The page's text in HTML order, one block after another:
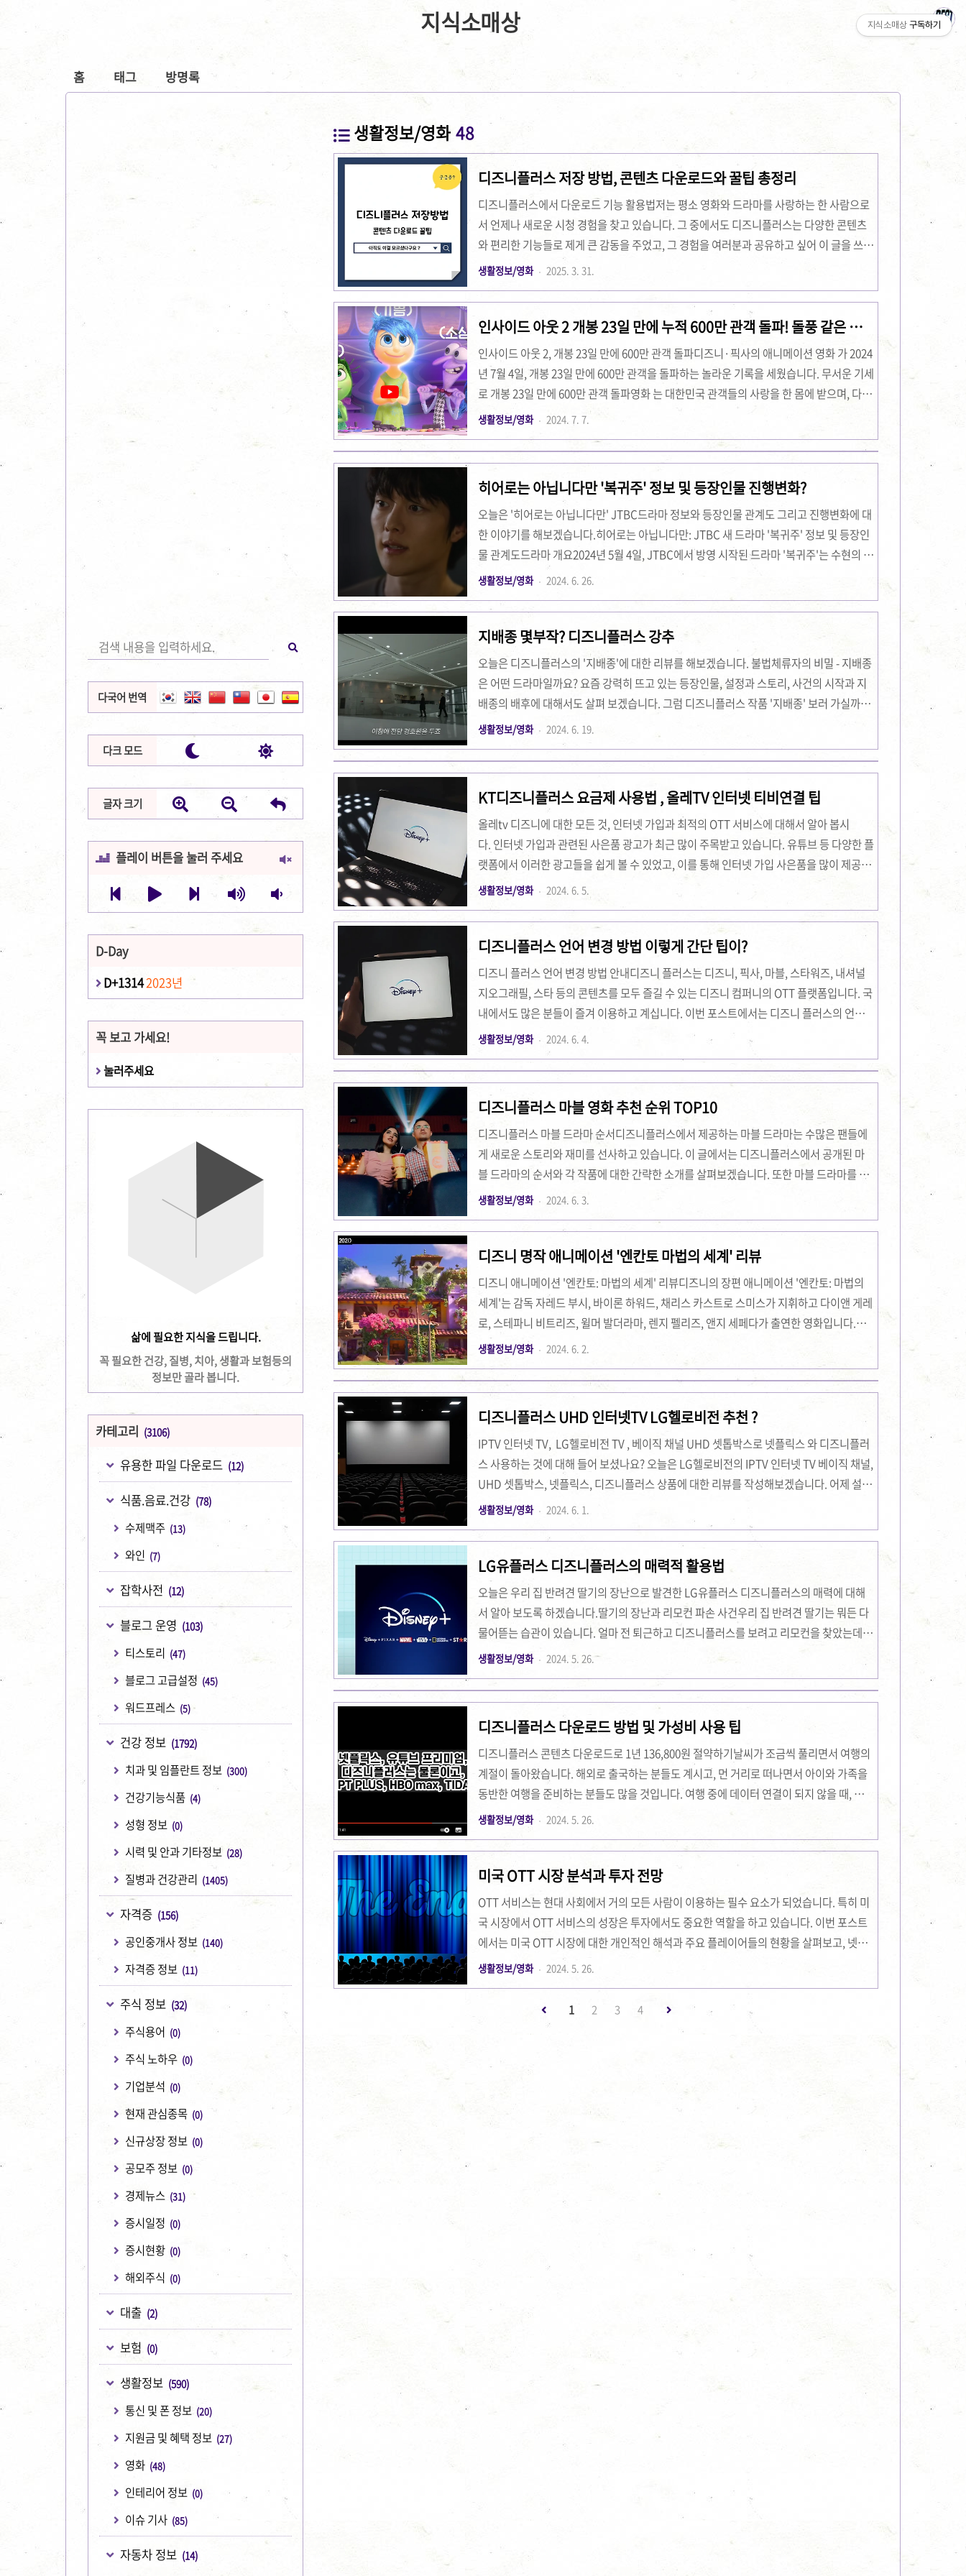
지식소매상
홈 태그 방명록
다국어 번역
다크 모드  
글자 크기   
 플레이 버튼을 눌러 주세요 
    
D-Day
D+13142023년
꼭 보고 가세요!
눌러주세요
삶에 필요한 지식을 드립니다.
꼭 필요한 건강, 질병, 치아, 생활과 보험등의
정보만 골라 봅니다.
카테고리 (3106)
유용한 파일 다운로드 (12)
식품.음료.건강 (78)
수제맥주 (13)
와인 (7)
잡학사전 (12)
블로그 운영 (103)
티스토리 (47)
블로그 고급설정 (45)
워드프레스 (5)
건강 정보 (1792)
치과 및 임플란트 정보 (300)
건강기능식품 (4)
성형 정보 (0)
시력 및 안과 기타정보 (28)
질병과 건강관리 (1405)
자격증 (156)
공인중개사 정보 (140)
자격증 정보 (11)
주식 정보 (32)
주식용어 (0)
주식 노하우 (0)
기업분석 (0)
현재 관심종목 (0)
신규상장 정보 (0)
공모주 정보 (0)
경제뉴스 (31)
증시일정 (0)
증시현황 (0)
해외주식 (0)
대출 (2)
보험 (0)
생활정보 (590)
통신 및 폰 정보 (20)
지원금 및 혜택 정보 (27)
영화 (48)
인테리어 정보 (0)
이슈 기사 (85)
자동차 정보 (14)
생활정보/영화 48
디즈니플러스 저장 방법, 콘텐츠 다운로드와 꿀팁 총정리
디즈니플러스에서 다운로드 기능 활용법저는 평소 영화와 드라마를 사랑하는 한 사람으로
서 언제나 새로운 시청 경험을 찾고 있습니다. 그 중에서도 디즈니플러스는 다양한 콘텐츠
와 편리한 기능들로 제게 큰 감동을 주었고, 그 경험을 여러분과 공유하고 싶어 이 글을 쓰게
되었습니다. 디즈니플러스의 차별화된 사용자 경험과 강력한 다운로드 기능은 특히 오프
결 없이도 좋아하는 작품을 마음껏 즐길 수 있다는 점은 제게 있어 큰 매력으로 다가왔습니
다. 📌 디즈니플러스 저장방법 꿀팁 1. 디즈니플러스 사용법디즈니플러스에 처음 접속했
을 때, 눈앞에 펼쳐진 다양한 콘텐츠의 수는 정말 감탄을 자아냈습니다. 인터페이스는 직관
적이고 사..
생활정보/영화 2025. 3. 31.
인사이드 아웃 2 개봉 23일 만에 누적 600만 관객 돌파! 돌풍 같은 흥
행!
인사이드 아웃 2, 개봉 23일 만에 600만 관객 돌파디즈니·픽사의 애니메이션 영화 가 2024
년 7월 4일, 개봉 23일 만에 600만 관객을 돌파하는 놀라운 기록을 세웠습니다. 무서운 기세
로 개봉 23일 만에 600만 관객 돌파영화 는 대한민국 관객들의 사랑을 한 몸에 받으며, 다채
로운 감정 캐릭터들의 매력에 푹 빠지게 만들었습니다. 영화관입장권 통합전산망에 따르
일 만에 달성한 성과로, 디즈니·픽사 최고 흥행작 (2023)의 최종 흥행 성적을 뛰어넘을 가
정 컨트롤 본부에 ‘불안’, ‘당황’, ‘따분’, ‘부럽’..
생활정보/영화 2024. 7. 7.
히어로는 아닙니다만 '복귀주' 정보 및 등장인물 진행변화?
오늘은 '히어로는 아닙니다만' JTBC드라마 정보와 등장인물 관계도 그리고 진행변화에 대
한 이야기를 해보겠습니다.히어로는 아닙니다만: JTBC 새 드라마 '복귀주' 정보 및 등장인
물 관계도드라마 개요2024년 5월 4일, JTBC에서 방영 시작된 드라마 '복귀주'는 수현의 파
격 변신으로 많은 관심을 받고 있습니다. 이 드라마는 초능력을 잃어버린 가족과 그들을 향
연출: 조현탁극본: 주화미크리에이터: 강은경주연: 장기용, 천우희, 고두심, 수현 방송 정보
방송 시작: 2024년 5월 4일방송 시간: 토일 오후 10시 30분부작 수: 12부작채널:
JTBCOTT: 티빙, 넷플릭스인물 관계도이 드라마의 매력 중 하나는 다양하고 ..
생활정보/영화 2024. 6. 26.
지배종 몇부작? 디즈니플러스 강추
오늘은 디즈니플러스의 '지배종'에 대한 리뷰를 해보겠습니다. 불법체류자의 비밀 - 지배종
은 어떤 드라마일까요? 요즘 강력히 뜨고 있는 등장인물, 설정과 스토리, 사건의 시작과 지
배종의 배후에 대해서도 살펴 보겠습니다. 그럼 디즈니플러스 작품 '지배종' 보러 가실까
요? 스릴러 및 미스터리 드라마 세계가 점점 더 복잡해지면서, 심리 스릴러와 미스터리가 결
합된 작품들은 더욱 인기를 끌고 있습니다. 이번 포스트에서는 디즈니 플러스의 오리지널
시리즈, "지배종"의 3화부터 4화까지의 내용을 심도 있게 살펴보겠습니다. 주요 등장인물
하는 과정에서 여러 복잡한 상황에 직면하게 됩니다.한국 남자 리더는 주인공에게 협조를
요청하지만, 신임..
생활정보/영화 2024. 6. 19.
KT디즈니플러스 요금제 사용법 , 올레TV 인터넷 티비연결 팁
올레tv 디즈니에 대한 모든 것, 인터넷 가입과 최적의 OTT 서비스에 대해서 알아 봅시
다. 인터넷 가입과 관련된 사은품 광고가 최근 많이 주목받고 있습니다. 유튜브 등 다양한 플
랫폼에서 이러한 광고들을 쉽게 볼 수 있었고, 이를 통해 인터넷 가입 사은품을 많이 제공한
다는 사실을 알게 되었습니다. 최대 47만 원을 놓친 분들을 위해, 제가 알아본 정보를 여기
에 정리해보겠습니다. 올레tv 디즈니의 매력넷플릭스와의 비교 OTT 서비스 중에서 넷플릭
스는 전 세계적으로 1억 명의 사용자를 가지고 있습니다. 그럼에도 불구하고, 올레tv 디즈
니에서만 볼 수 있는 콘텐츠가 있다는 것이 매우 흥미롭습니다. 이러한 이유로, 최근에 올레
tv 디즈니와의 제휴 소식을 알게 되었습니다. KT 인터넷으로 전환저희 집은 SK 인터..
생활정보/영화 2024. 6. 5.
디즈니플러스 언어 변경 방법 이렇게 간단 팁이?
디즈니 플러스 언어 변경 방법 안내디즈니 플러스는 디즈니, 픽사, 마블, 스타워즈, 내셔널
지오그래필, 스타 등의 콘텐츠를 모두 즐길 수 있는 디즈니 컴퍼니의 OTT 플랫폼입니다. 국
내에서도 많은 분들이 즐겨 이용하고 계십니다. 이번 포스트에서는 디즈니 플러스의 언어
변경 방법에 대해 안내해 드리겠습니다. 디즈니 플러스 언어 변경 방법디즈니 플러스에서
보고 싶은 콘텐츠를 선택하고 언어를 변경하는 방법은 매우 간단합니다. TV나 모바일에서
모두 동일하게 적용됩니다. 1. 콘텐츠 선택 먼저 디즈니 플러스 앱 또는 웹사이트에 접속하
여 보고 싶은 영화나 드라마 등을 선택하고 재생 버튼을 누르세요. 2. 언어 설정재생 화면에
서 오른쪽 상단에 있는 자막/더빙 언어 아이콘을 클릭하세요. 그러면 각 나라의 오디오와 자
막..
생활정보/영화 2024. 6. 4.
디즈니플러스 마블 영화 추천 순위 TOP10
디즈니플러스 마블 드라마 순서디즈니플러스에서 제공하는 마블 드라마는 수많은 팬들에
게 새로운 스토리와 재미를 선사하고 있습니다. 이 글에서는 디즈니플러스에서 공개된 마
블 드라마의 순서와 각 작품에 대한 간략한 소개를 살펴보겠습니다. 또한 마블 드라마를 시
리즈 별로 어떻게 즐길 수 있는지에 대한 팁도 제공할 것입니다. 디즈니플러스 마블 드라마
라마, 가족, 미스터리공개일: 2021년 11월 12일몇 부작: 9부작주요 출연자: 엘리자베스 올
슨, 폴 베타니, 캐서린 한, 테요나 패리스, 캣 데닝스, 랜들 박2. 팔콘과 윈터 솔져장르: 슈퍼
히어로, SF, 액션, 어드벤처, 버디공개일: 2021년 11월 12일몇 부작: 6부작주..
생활정보/영화 2024. 6. 3.
디즈니 명작 애니메이션 '엔칸토 마법의 세계' 리뷰
디즈니 애니메이션 '엔칸토: 마법의 세계' 리뷰디즈니의 장편 애니메이션 '엔칸토: 마법의
세계'는 감독 자레드 부시, 바이론 하워드, 채리스 카스트로 스미스가 지휘하고 다이앤 게레
로, 스테파니 비트리즈, 윌머 발더라마, 렌지 펠리즈, 앤지 세페다가 출연한 영화입니다.이
작품은 2021년 11월 24일에 개봉했습니다. 이 영화는 콜롬비아 문화를 배경으로 한 디즈니
엔칸토는 마법 능력을 가진 마드리갈 가족을 중심으로 이야기가 전개됩니다. 마드리갈 가
있습니다. 그러나 주인공인 소녀 미라벨만 마법의 힘을 부여받지 못했습니다.어느 날, 미..
생활정보/영화 2024. 6. 2.
디즈니플러스 UHD 인터넷TV LG헬로비전 추천 ?
IPTV 인터넷 TV, LG헬로비전 TV , 베이직 채널 UHD 셋톱박스로 넷플릭스 와 디즈니플러
스 사용하는 것에 대해 들어 보셨나요? 오늘은 LG헬로비전의 IPTV 인터넷 TV 베이직 채널,
UHD 셋톱박스, 넷플릭스, 디즈니플러스 상품에 대한 리뷰를 작성해보겠습니다. 어제 설치
를 받았고, 하루 사용 후기를 남기려고 합니다. 기존 통신사에서 새로운 통신사로의 전환저
희 집은 기존에 스카이라이프 KT 인터넷을 사용하고 있었습니다. TV도 같은 회사의 Sky
Life TV와 함께 사용했었죠. 3년 약정이 끝나서 다른 통신사로 갈아타기로 결정했습니다.
이번에 새롭게 선택한 통신사는 지역 케이블 방송인 LG헬로비전입니다. LG헬로비전의 요
금 및 결합 혜택 지역 케이블 특성상 요금이 아주 저렴하더군요. 그리고 ..
생활정보/영화 2024. 6. 1.
LG유플러스 디즈니플러스의 매력적 활용법
오늘은 우리 집 반려견 딸기의 장난으로 발견한 LG유플러스 디즈니플러스의 매력에 대해
서 알아 보도록 하겠습니다.딸기의 장난과 리모컨 파손 사건우리 집 반려견 딸기는 뭐든 다
물어뜯는 습관이 있습니다. 얼마 전 퇴근하고 디즈니플러스를 보려고 리모컨을 찾았는데,
처참한 상태로 발견되었습니다. 하필이면 디즈니플러스 버튼만 쏙 들어가서 아예 작동을
컨이 있어서 다른 콘텐츠는 볼 수 있었지만, 한번 맛본 Disney+ 버튼의 편리함은 포기할 수
가 없었습니다. 유플디플 없이는 못 살아 이제는 ㅠㅠ 결국!!! 유플러스샵에서 리모컨 하나
또 구입했습니다 ㅋ(당연히 유플러스 IPTV를 이용하면 기본으로 제공하지만, 하나 파손되
어서 ..
생활정보/영화 2024. 5. 26.
디즈니플러스 다운로드 방법 및 가성비 사용 팁
디즈니플러스 콘텐츠 다운로드로 1년 136,800원 절약하기날씨가 조금씩 풀리면서 여행의
계절이 돌아왔습니다. 해외로 출국하는 분들도 계시고, 먼 거리로 떠나면서 아이와 가족을
동반한 여행을 준비하는 분들도 많을 것입니다. 여행 중에 데이터 연결이 되지 않을 때, 평소
보고 싶었던 영상 콘텐츠를 디즈니플러스에서 다운로드 받아서 준비할 수 있다면 얼마나 편
여행 갈 때 필수 작업인 디즈니플러스 콘텐츠 다운로드 방법과 함께 월 2,500원에 디즈니플
러스를 이용할 수 있는 팁을 소개하겠습니다. 디즈니플러스 다운로드의 중요성 여행 준비
의 필수 작업저는 아이와 여행 가기 전에 무조건 디즈니플러스 콘텐츠를 다운로드 받아 준
비..
생활정보/영화 2024. 5. 26.
미국 OTT 시장 분석과 투자 전망
OTT 서비스는 현대 사회에서 거의 모든 사람이 이용하는 필수 요소가 되었습니다. 특히 미
국 시장에서 OTT 서비스의 성장은 투자에서도 중요한 역할을 하고 있습니다. 이번 포스트
에서는 미국 OTT 시장에 대한 개인적인 해석과 주요 플레이어들의 현황을 살펴보고, 넷플
릭스와 디즈니 플러스를 중심으로 분석하겠습니다. 미국 OTT 시장 점유율미국 시장에서의
훌루 (52%)디즈니 플러스 (42%)HBO MAX (39%)Peacock (31%)Paramount+
(24%)Apple TV+ (17%)ESPN+ (9%)Discovery+ (9%)이 통계는 한 사람이 여러 OTT 서
생활정보/영화 2024. 5. 26.
1 2 3 4
지식소매상 구독하기